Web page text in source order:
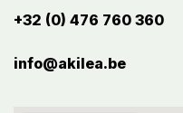
+32 (0) 476 760 360
info@akilea.be​